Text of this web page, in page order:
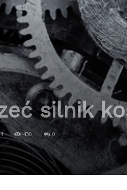
silnik
430 0